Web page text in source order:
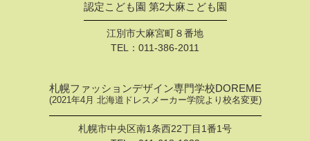
認定こども園 第2大麻こども園
江別市大麻宮町８番地
TEL： 011-386-2011
札幌ファッションデザイン専門学校DOREME
(2021年4月 北海道ドレスメーカー学院より校名変更)
札幌市中央区南1条西22丁目1番1号